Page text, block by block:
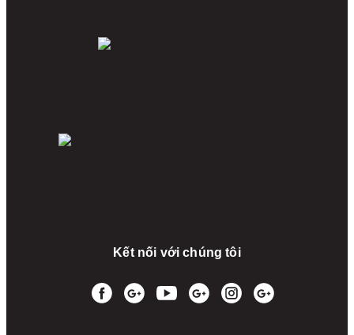
Kết nối với chúng tôi